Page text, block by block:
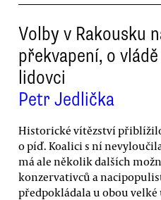
Volby v Rakousku
překvapení, o
lidovci
Petr Jedlička
Historické vítězství přiblížilo
o píď. Koalici s ní
má ale několik dalších
konzervativců a
předpokládala u obou velké